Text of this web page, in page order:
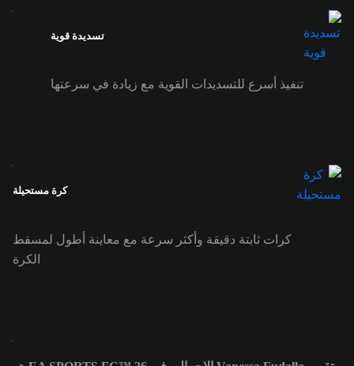
تسديدة قوية
تنفيذ أسرع للتسديدات القوية مع زيادة في سرعتها
كرة مستحيلة
كرات ثابتة دقيقة وأكثر سرعة مع معاينة أطول لمسقط
الكرة